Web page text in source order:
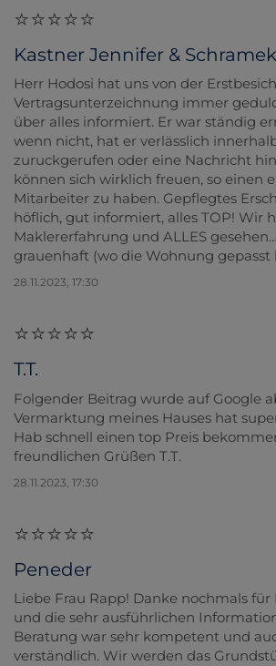
Kastner Jennifer &
Herr Hodosi hat uns von der
Vertragsunterzeichnung immer
über alles informiert. Er war ständig
wenn nicht, hat er verlässlich
zuruckgerufen oder eine Nachricht
können sich wirklich freuen, so einen
Mitarbeiter zu haben. Gepflegtes
höflich, gut informiert, alles TOP! Wir
Maklererfahrung und ALLES
grauenhaft (wo die Wohnung gepasst
28.11.2023, 17:30
T.T.
Folgender Beitrag wurde auf Google
Vermarktung meines Hauses hat
Hab schnell einen top Preis
freundlichen Grüßen T.T.
28.11.2023, 17:30
Peneder
Liebe Frau Rapp! Danke nochmals
und die sehr ausführlichen
Beratung war sehr kompetent und
verständlich. Wir werden das